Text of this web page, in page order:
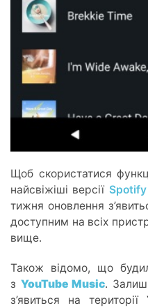
Щоб скористатися
найсвіжіші версії Spotify
тижня оновлення
доступним на всіх
вище.
Також відомо, що
з YouTube Music.
з’явиться на